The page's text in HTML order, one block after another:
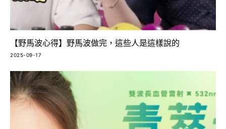
【野馬波心得】野馬波做完，這些人是這樣說的
2025-09-17